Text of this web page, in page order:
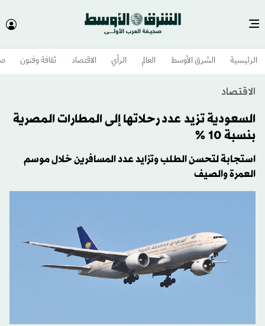
الرئيسية الشرق الأوسط​ العالم الرأي الاقتصاد ثقافة وفنون
الاقتصاد
السعودية تزيد عدد رحلاتها إلى المطارات المصرية
بنسبة 10 %
استجابة لتحسن الطلب وتزايد عدد المسافرين خلال موسم
العمرة والصيف